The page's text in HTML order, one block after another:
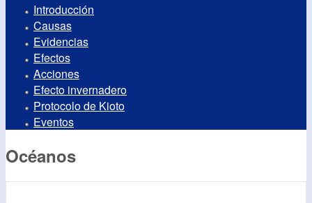
Introducción
Causas
Evidencias
Efectos
Acciones
Efecto invernadero
Protocolo de Kioto
Eventos
Océanos